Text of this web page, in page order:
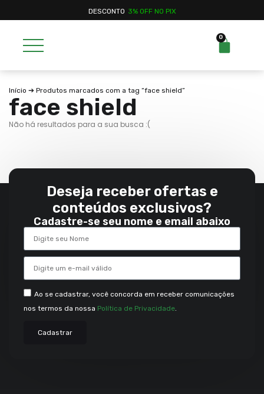
DESCONTO 3% OFF NO PIX
0
Início ➔ Produtos marcados com a tag “face shield”
face shield
Não há resultados para a sua busca :(
Deseja receber ofertas e
conteúdos exclusivos?
Cadastre-se seu nome e email abaixo
Ao se cadastrar, você concorda em receber comunicações
nos termos da nossa Política de Privacidade
Cadastrar